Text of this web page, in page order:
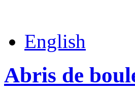
English
Abris de